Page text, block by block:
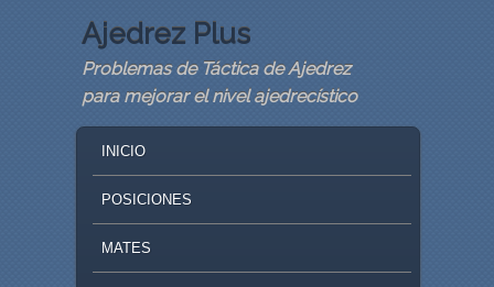
Ajedrez Plus
Problemas de Táctica de Ajedrez
para mejorar el nivel ajedrecístico
SKIP TO PRIMARY CONTENT
SKIP TO SECONDARY CONTENT
INICIO
POSICIONES
MATES